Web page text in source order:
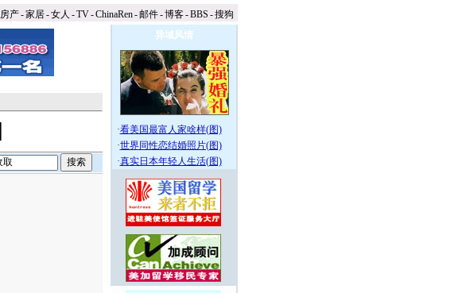
房产-家居-女人 -TV-ChinaRen-邮件-博客-BBS -搜狗
异域风情
·看美国最富人家啥样(图)
·世界同性恋结婚照片(图)
·真实日本年轻人生活(图)